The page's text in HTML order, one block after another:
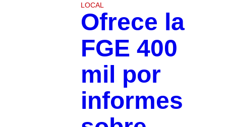
LOCAL
Ofrece la
FGE 400
mil por
informes